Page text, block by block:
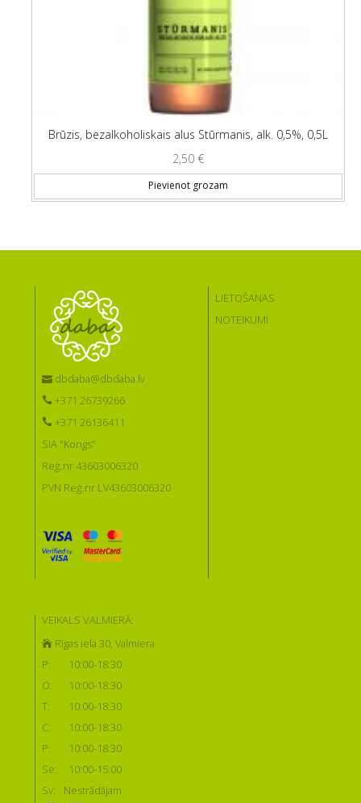
Brūzis, bezalkoholiskais alus Stūrmanis, alk. 0,5%, 0,5L
2,50 €
Pievienot grozam
dbdaba@dbdaba.lv
+371 26739266
+371 26136411
SIA "Kongs"
Reģ.nr 43603006320
PVN Reģ.nr LV43603006320
LIETOŠANAS
NOTEIKUMI
VEIKALS VALMIERĀ:
Rīgas iela 30, Valmiera
P:
10:00-18:30
O:
10:00-18:30
T:
10:00-18:30
C:
10:00-18:30
P:
10:00-18:30
Se:
10:00-15:00
Sv:
Nestrādājam